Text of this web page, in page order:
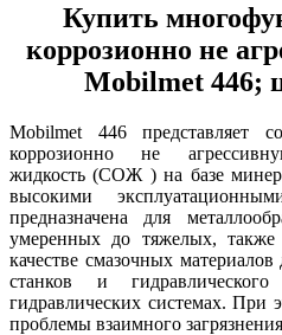
Купить
коррозионно не
Mobilmet 446;
Mobilmet 446 представляет
коррозионно не
жидкость (СОЖ ) на базе
высокими
предназначена для
умеренных до тяжелых,
качестве смазочных
станков и
гидравлических системах. При
проблемы взаимного